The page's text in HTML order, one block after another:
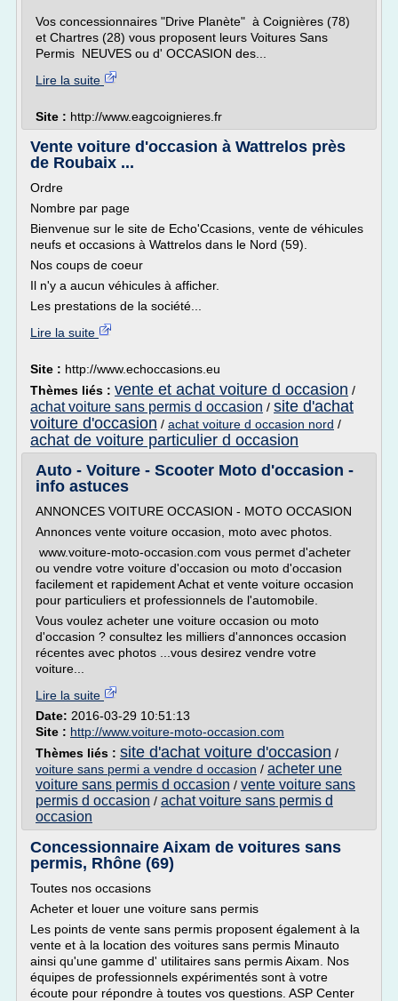
Vos concessionnaires "Drive Planète" à Coignières (78)
et Chartres (28) vous proposent leurs Voitures Sans
Permis NEUVES ou d' OCCASION des...
Lire la suite
Site : http://www.eagcoignieres.fr
Vente voiture d'occasion à Wattrelos près
de Roubaix ...
Ordre
Nombre par page
Bienvenue sur le site de Echo'Ccasions, vente de véhicules
neufs et occasions à Wattrelos dans le Nord (59).
Nos coups de coeur
Il n'y a aucun véhicules à afficher.
Les prestations de la société...
Lire la suite
Site : http://www.echoccasions.eu
Thèmes liés : vente et achat voiture d occasion /
achat voiture sans permis d occasion / site d'achat
voiture d'occasion / achat voiture d occasion nord /
achat de voiture particulier d occasion
Auto - Voiture - Scooter Moto d'occasion -
info astuces
ANNONCES VOITURE OCCASION - MOTO OCCASION
Annonces vente voiture occasion, moto avec photos.
www.voiture-moto-occasion.com vous permet d'acheter
ou vendre votre voiture d'occasion ou moto d'occasion
facilement et rapidement Achat et vente voiture occasion
pour particuliers et professionnels de l'automobile.
Vous voulez acheter une voiture occasion ou moto
d'occasion ? consultez les milliers d'annonces occasion
récentes avec photos ...vous desirez vendre votre
voiture...
Lire la suite
Date: 2016-03-29 10:51:13
Site : http://www.voiture-moto-occasion.com
Thèmes liés : site d'achat voiture d'occasion /
voiture sans permi a vendre d occasion / acheter une
voiture sans permis d occasion / vente voiture sans
permis d occasion / achat voiture sans permis d
occasion
Concessionnaire Aixam de voitures sans
permis, Rhône (69)
Toutes nos occasions
Acheter et louer une voiture sans permis
Les points de vente sans permis proposent également à la
vente et à la location des voitures sans permis Minauto
ainsi qu'une gamme d' utilitaires sans permis Aixam. Nos
équipes de professionnels expérimentés sont à votre
écoute pour répondre à toutes vos questions. ASP Center